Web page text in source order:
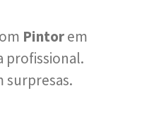
Pintorem
profissional.
surpresas.